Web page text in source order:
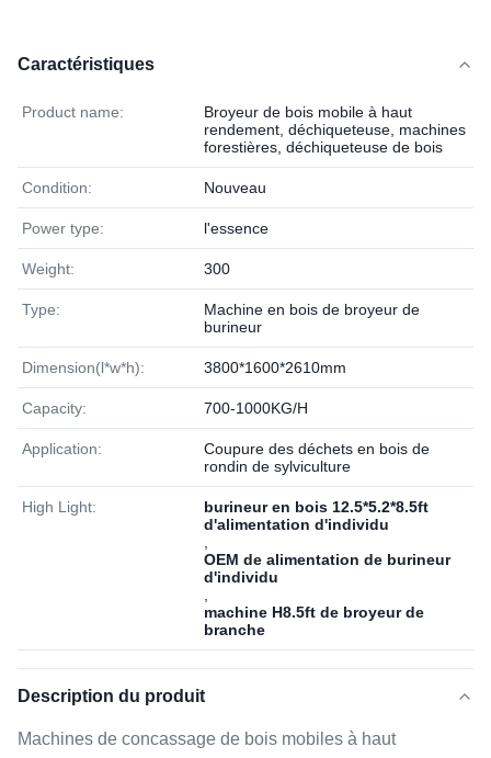
Caractéristiques
Product name:
Broyeur de bois mobile à haut
rendement, déchiqueteuse, machines
forestières, déchiqueteuse de bois
Condition: Nouveau
Power type: l'essence
Weight: 300
Type:
Machine en bois de broyeur de
burineur
Dimension(l*w*h): 3800*1600*2610mm
Capacity: 700-1000KG/H
Application:
Coupure des déchets en bois de
rondin de sylviculture
High Light:
burineur en bois 12.5*5.2*8.5ft
d'alimentation d'individu
OEM de alimentation de burineur
d'individu
machine H8.5ft de broyeur de
branche
Description du produit
Machines de concassage de bois mobiles à haut